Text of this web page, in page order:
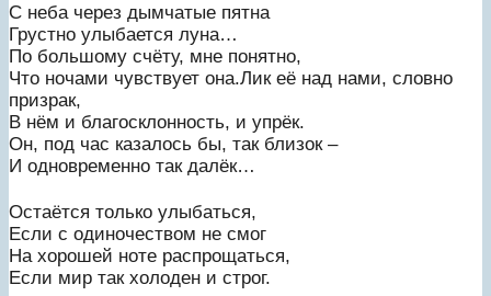
С неба через дымчатые пятна
Грустно улыбается луна…
По большому счёту, мне понятно,
Что ночами чувствует она.Лик её над нами, словно
призрак,
В нём и благосклонность, и упрёк.
Он, под час казалось бы, так близок –
И одновременно так далёк…
Остаётся только улыбаться,
Если с одиночеством не смог
На хорошей ноте распрощаться,
Если мир так холоден и строг.